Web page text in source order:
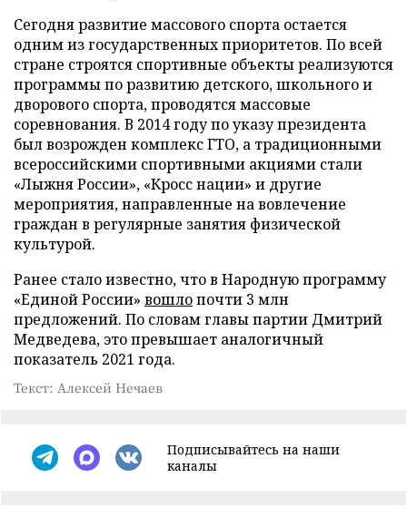
Сегодня развитие массового спорта остается
одним из государственных приоритетов. По всей
стране строятся спортивные объекты реализуются
программы по развитию детского, школьного и
дворового спорта, проводятся массовые
соревнования. В 2014 году по указу президента
был возрожден комплекс ГТО, а традиционными
всероссийскими спортивными акциями стали
«Лыжня России», «Кросс нации» и другие
мероприятия, направленные на вовлечение
граждан в регулярные занятия физической
культурой.
Ранее стало известно, что в Народную программу
«Единой России» вошлопочти 3 млн
предложений. По словам главы партии Дмитрий
Медведева, это превышает аналогичный
показатель 2021 года.
Текст: Алексей Нечаев
Подписывайтесь на наши
каналы